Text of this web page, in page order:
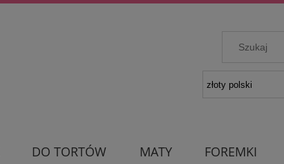
DO TORTÓW MATY FOREMKI